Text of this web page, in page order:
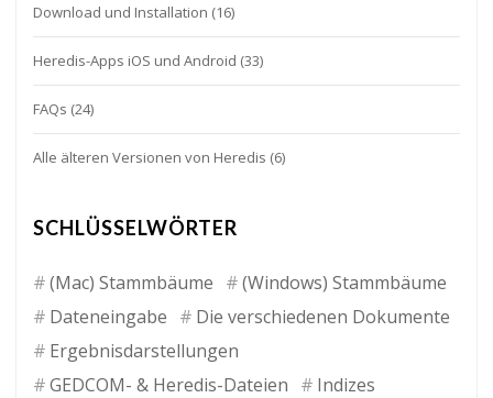
Download und Installation (16)
Heredis-Apps iOS und Android (33)
FAQs (24)
Alle älteren Versionen von Heredis (6)
SCHLÜSSELWÖRTER
(Mac) Stammbäume
(Windows) Stammbäume
Dateneingabe
Die verschiedenen Dokumente
Ergebnisdarstellungen
GEDCOM- & Heredis-Dateien
Indizes